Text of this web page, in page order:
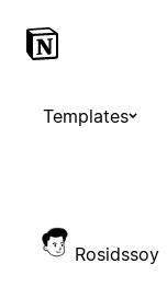
Templates
Rosidssoy